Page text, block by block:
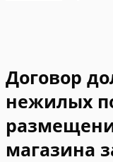
Договор
нежилых
магазина